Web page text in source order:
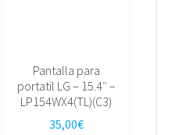
Pantalla para
portatil LG – 15.4″ –
LP154WX4(TL)(C3)
35,00€